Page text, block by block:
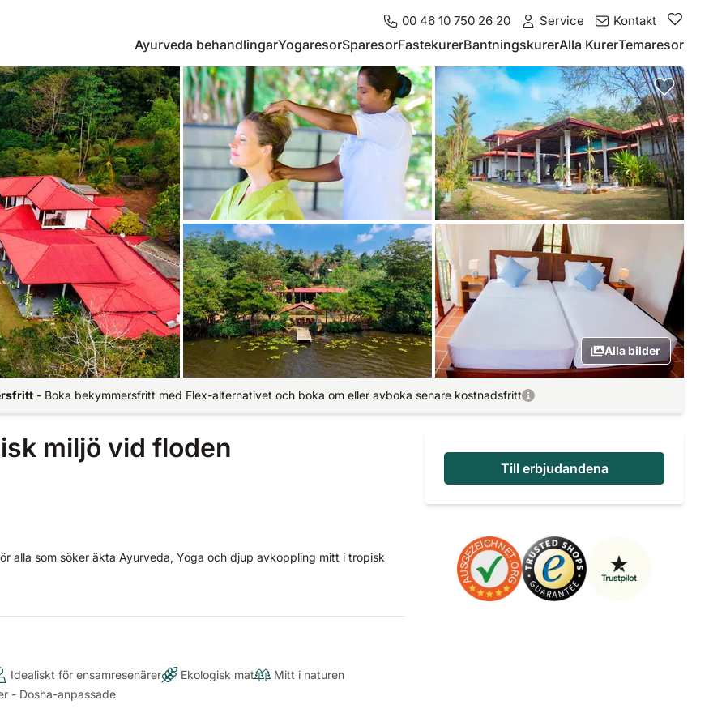
00 46 10 750 26 20 Service Kontakt
Ayurveda behandlingarYogaresorSparesorFastekurerBantningskurerAlla KurerTemaresor
Alla bilder
- Boka bekymmersfritt med Flex-alternativet och boka om eller avboka senare kostnadsfritt
miljö vid floden
Till erbjudandena
alla som söker äkta Ayurveda, Yoga och djup avkoppling mitt i tropisk
Idealiskt för ensamresenärer Ekologisk mat
Mitt i naturen
- Dosha-anpassade